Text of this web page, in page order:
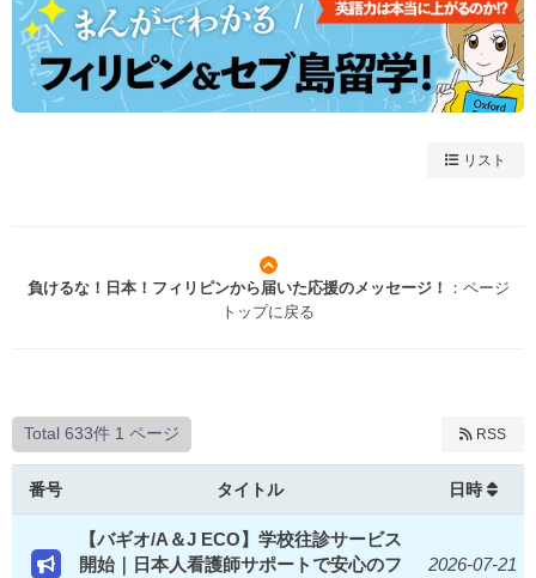
リスト
負けるな！日本！フィリピンから届いた応援のメッセージ！
：ページ
トップに戻る
Total 633件 1 ページ RSS
番号 タイトル 日時
【バギオ/A＆J ECO】学校往診サービス
開始｜日本人看護師サポートで安心のフ
2026-07-21